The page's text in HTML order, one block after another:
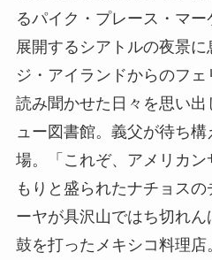
るパイク・プレース・マ
展開するシアトルの夜景
ジ・アイランドからのフ
読み聞かせた日々を思い
ュー図書館。義父が待ち
場。「これぞ、アメリカ
もりと盛られたナチョス
ーヤが具沢山ではち切れ
鼓を打ったメキシコ料理店